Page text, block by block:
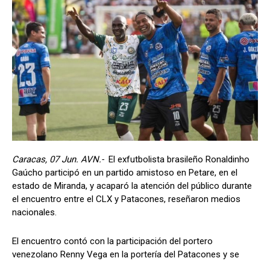
Caracas, 07 Jun. AVN.- El exfutbolista brasileño Ronaldinho
Gaúcho participó en un partido amistoso en Petare, en el
estado de Miranda, y acaparó la atención del público durante
el encuentro entre el CLX y Patacones, reseñaron medios
nacionales.
El encuentro contó con la participación del portero
venezolano Renny Vega en la portería del Patacones y se